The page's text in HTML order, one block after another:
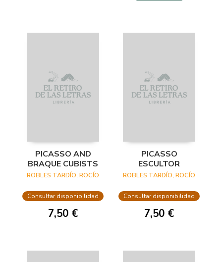
PICASSO AND
BRAQUE CUBISTS
ROBLES TARDÍO, ROCÍO
Consultar disponibilidad
7,50 €
PICASSO
ESCULTOR
ROBLES TARDÍO, ROCÍO
Consultar disponibilidad
7,50 €